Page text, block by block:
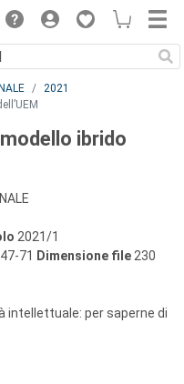
2021
ibrido
2021/1
47-71 Dimensione file 230
intellettuale: per saperne di